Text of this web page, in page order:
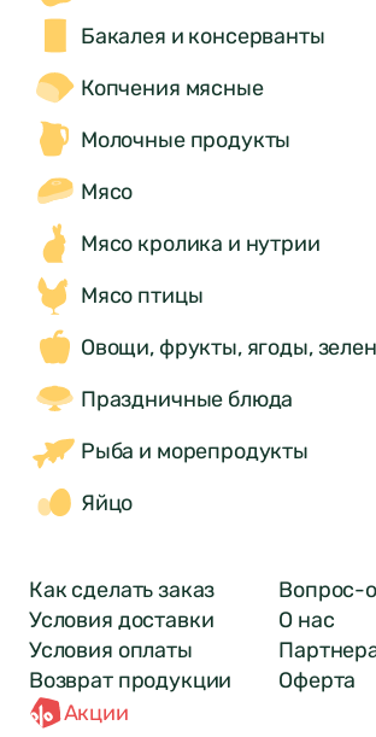
Бакалея и консерванты
Копчения мясные
Молочные продукты
Мясо
Мясо кролика и нутрии
Мясо птицы
Овощи, фрукты, ягоды,
Праздничные блюда
Рыба и морепродукты
Яйцо
Как сделать заказ
Условия доставки
Условия оплаты
Возврат продукции
Акции
Вопрос-
О нас
Оферта